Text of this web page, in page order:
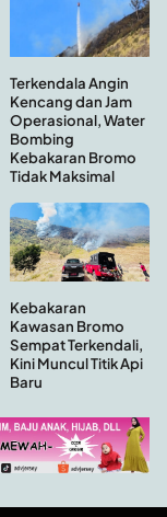
Terkendala Angin
Kencang dan Jam
Operasional, Water
Bombing
Kebakaran Bromo
Tidak Maksimal
Kebakaran
Kawasan Bromo
Sempat Terkendali,
Kini Muncul Titik Api
Baru